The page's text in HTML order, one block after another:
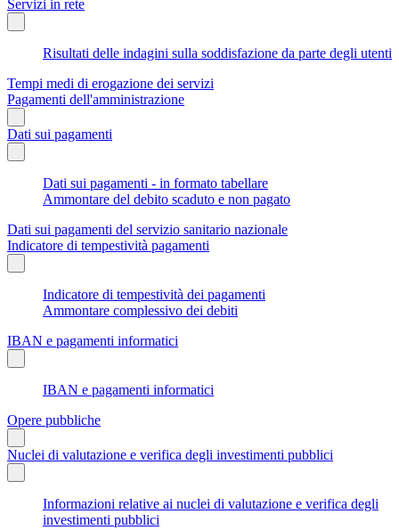
Servizi in rete
Risultati delle indagini sulla soddisfazione da parte degli utenti
Tempi medi di erogazione dei servizi
Pagamenti dell'amministrazione
Dati sui pagamenti
Dati sui pagamenti - in formato tabellare
Ammontare del debito scaduto e non pagato
Dati sui pagamenti del servizio sanitario nazionale
Indicatore di tempestività pagamenti
Indicatore di tempestività dei pagamenti
Ammontare complessivo dei debiti
IBAN e pagamenti informatici
IBAN e pagamenti informatici
Opere pubbliche
Nuclei di valutazione e verifica degli investimenti pubblici
Informazioni relative ai nuclei di valutazione e verifica degli
investimenti pubblici